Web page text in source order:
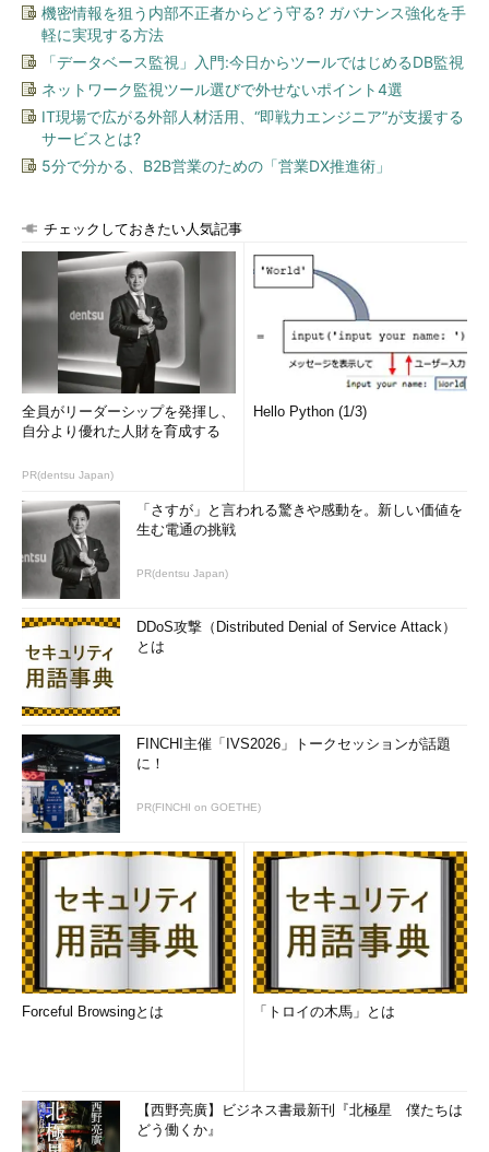
機密情報を狙う内部不正者からどう守る? ガバナンス強化を手
軽に実現する方法
「データベース監視」入門:今日からツールではじめるDB監視
ネットワーク監視ツール選びで外せないポイント4選
IT現場で広がる外部人材活用、“即戦力エンジニア”が支援する
サービスとは?
5分で分かる、B2B営業のための「営業DX推進術」
チェックしておきたい人気記事
全員がリーダーシップを発揮し、
自分より優れた人財を育成する
PR(dentsu Japan)
Hello Python (1/3)
「さすが」と言われる驚きや感動を。新しい価値を
生む電通の挑戦
PR(dentsu Japan)
DDoS攻撃（Distributed Denial of Service Attack）
とは
FINCHI主催「IVS2026」トークセッションが話題
に！
PR(FINCHI on GOETHE)
Forceful Browsingとは 「トロイの木馬」とは
【西野亮廣】ビジネス書最新刊『北極星 僕たちは
どう働くか』